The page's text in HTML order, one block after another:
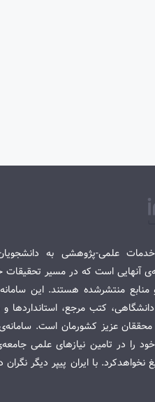
خدمات علمی-پژوهشی به
آنهایی است که در مسیر تحقیقات
منتشرشده هستند. این سامانه
کتب مرجع، استانداردها و
عزیز کشورمان است.
را در تامین نیازهای علمی
با ایران پیپر دیگر